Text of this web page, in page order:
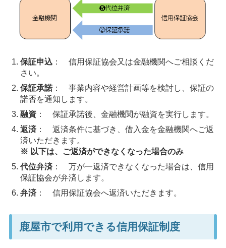
保証申込： 信用保証協会又は金融機関へご相談くだ
さい。
保証承諾： 事業内容や経営計画等を検討し、保証の
諾否を通知します。
融資： 保証承諾後、金融機関が融資を実行します。
返済： 返済条件に基づき、借入金を金融機関へご返
済いただきます。
※ 以下は、ご返済ができなくなった場合のみ
代位弁済： 万が一返済できなくなった場合は、信用
保証協会が弁済します。
弁済： 信用保証協会へ返済いただきます。
鹿屋市で利用できる信用保証制度